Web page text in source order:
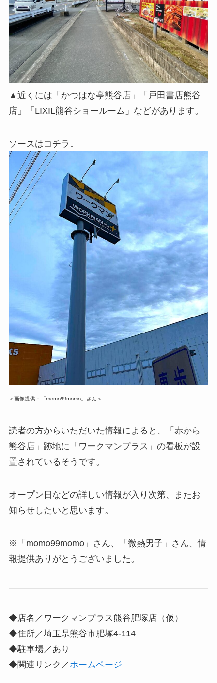
▲近くには「かつはな亭熊谷店」「戸田書店熊谷
店」「LIXIL熊谷ショールーム」などがあります。
ソースはコチラ↓
＜画像提供：「momo99momo」さん＞
読者の方からいただいた情報によると、「赤から
熊谷店」跡地に「ワークマンプラス」の看板が設
置されているそうです。
オープン日などの詳しい情報が入り次第、またお
知らせしたいと思います。
※「momo99momo」さん、「微熱男子」さん、情
報提供ありがとうございました。
◆店名／ワークマンプラス熊谷肥塚店（仮）
◆住所／埼玉県熊谷市肥塚4-114
◆駐車場／あり
◆関連リンク／ホームページ